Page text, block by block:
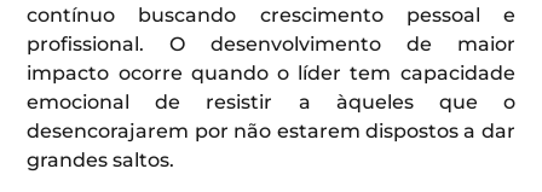
contínuo buscando crescimento pessoal e
profissional. O desenvolvimento de maior
impacto ocorre quando o líder tem capacidade
emocional de resistir a àqueles que o
desencorajarem por não estarem dispostos a dar
grandes saltos.